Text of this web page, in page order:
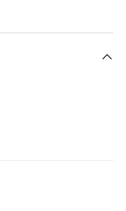
Spiels bei.
Stutzenstrümpfe
und tragen
bei. Mit einer
tragen.